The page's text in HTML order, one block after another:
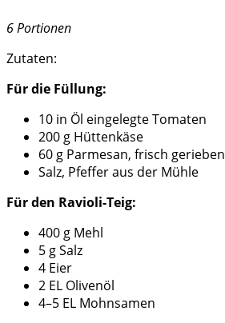
6 Portionen
Zutaten:
Für die Füllung:
10 in Öl eingelegte Tomaten
200 g Hüttenkäse
60 g Parmesan, frisch gerieben
Salz, Pfeffer aus der Mühle
Für den Ravioli-Teig:
400 g Mehl
5 g Salz
4 Eier
2 EL Olivenöl
4–5 EL Mohnsamen